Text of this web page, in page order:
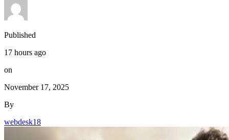
Published
17 hours ago
on
November 17, 2025
By
webdesk18